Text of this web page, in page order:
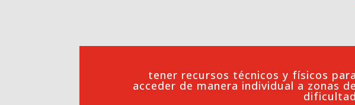
tener recursos técnicos y físicos para
acceder de manera individual a zonas de
dificultad